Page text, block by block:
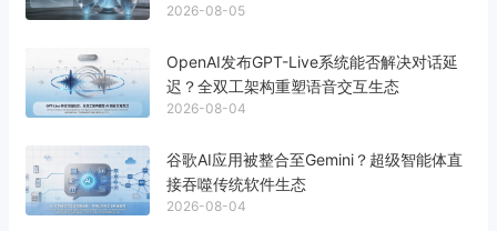
2026-08-05
OpenAI发布GPT-Live系统能否解决对话延
迟？全双工架构重塑语音交互生态
2026-08-04
谷歌AI应用被整合至Gemini？超级智能体直
接吞噬传统软件生态
2026-08-04